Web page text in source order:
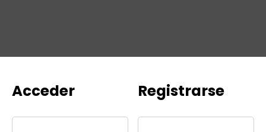
Acceder Registrarse